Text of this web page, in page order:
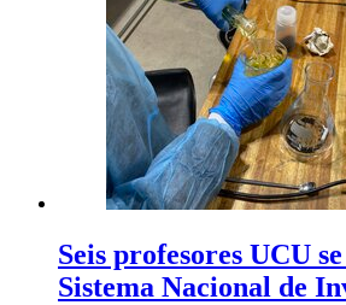
Seis profesores UCU
Sistema Nacional de